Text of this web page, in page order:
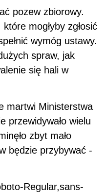
pozew zbiorowy.
mogłyby zgłosić
wymóg ustawy.
spraw, jak
się hali w
martwi Ministerstwa
przewidywało wielu
zbyt mało
będzie przybywać -
Regular,sans-